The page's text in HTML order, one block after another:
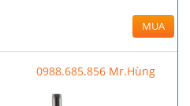
MUA
0988.685.856 Mr.Hùng